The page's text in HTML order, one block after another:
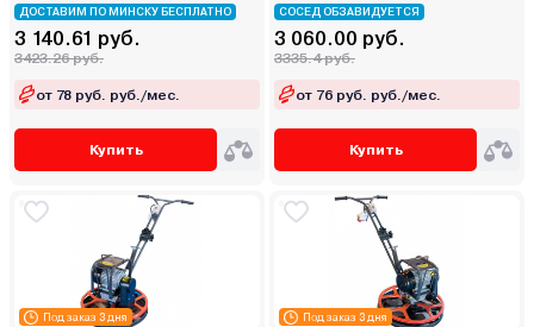
ДОСТАВИМ ПО МИНСКУ БЕСПЛАТНО
3 140.61 руб.
3423.26 руб.
от 78 руб. руб./мес.
Купить
СОСЕД ОБЗАВИДУЕТСЯ
3 060.00 руб.
3335.4 руб.
от 76 руб. руб./мес.
Купить
Под заказ 3 дня Под заказ 3 дня